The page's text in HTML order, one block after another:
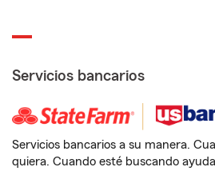
Servicios bancarios
Servicios bancarios a su manera.
quiera. Cuando esté buscando